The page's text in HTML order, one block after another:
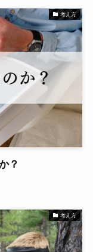
考え方
？
考え方